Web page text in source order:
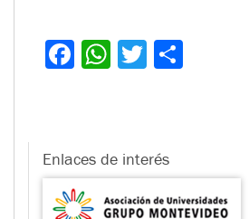
Facebook
WhatsApp
Twitter
Enlaces de interés